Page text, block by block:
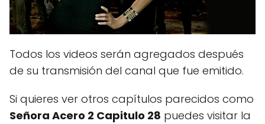
Todos los videos serán agregados después
de su transmisión del canal que fue emitido.
Si quieres ver otros capítulos parecidos como
Señora Acero 2 Capitulo 28 puedes visitar la